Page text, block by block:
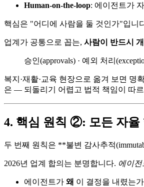
Human-on-the-loop: 에이전트가
핵심은 "어디에 사람을 둘 것인가"입니
업계가 공통으로 꼽는, 사람이 반드시
승인(approvals) · 예외 처리
복지·재활·교육 현장으로 옮겨 보면
은 — 되돌리기 어렵고 법적 책임이 따
4. 핵심 원칙 ②: 모든 자
두 번째 원칙은 **불변 감사추적
2026년 업계 합의는 분명합니다. 에이
에이전트가 왜 이 결정을 내렸는